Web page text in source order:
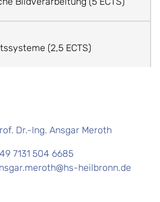
(2,5 ECTS)
Dr.-Ing. Ansgar Meroth
7131 504 6685
heilbronn.de